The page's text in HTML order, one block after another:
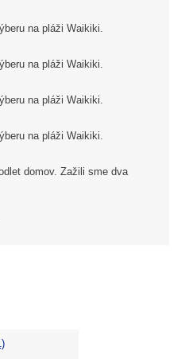
na pláži Waikiki.
na pláži Waikiki.
na pláži Waikiki.
na pláži Waikiki.
domov. Zažili sme dva